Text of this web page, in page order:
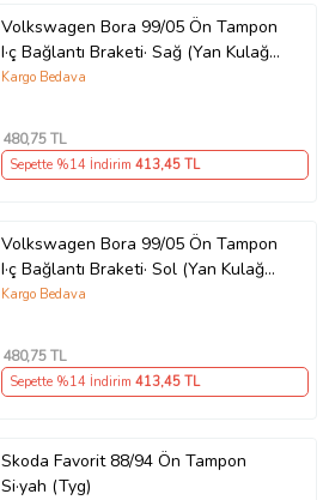
Volkswagen Bora 99/05 Ön Tampon
I·ç Bağlantı Braketi· Sağ (Yan Kulağa
Takılan)
Kargo Bedava
480,75 TL
Sepette %14 İndirim 413,45 TL
Volkswagen Bora 99/05 Ön Tampon
I·ç Bağlantı Braketi· Sol (Yan Kulağa
Takılan)
Kargo Bedava
480,75 TL
Sepette %14 İndirim 413,45 TL
Skoda Favorit 88/94 Ön Tampon
Si·yah (Tyg)